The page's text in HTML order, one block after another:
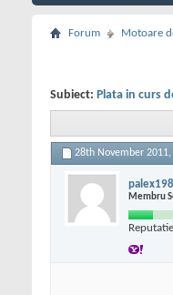
Forum Motoare
Subiect: Plata in curs
28th November 2011,
Membru